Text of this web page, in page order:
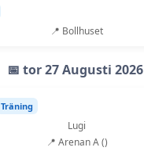
📍 Bollhuset
📅 tor 27 Augusti 2026
Träning
Lugi
📍 Arenan A ()